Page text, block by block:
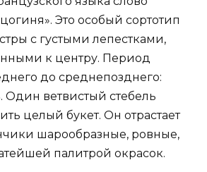
Это особый сортотип
с густыми лепестками,
к центру. Период
до среднепозднего:
Один ветвистый стебель
целый букет. Он отрастает
шарообразные, ровные,
палитрой окрасок.